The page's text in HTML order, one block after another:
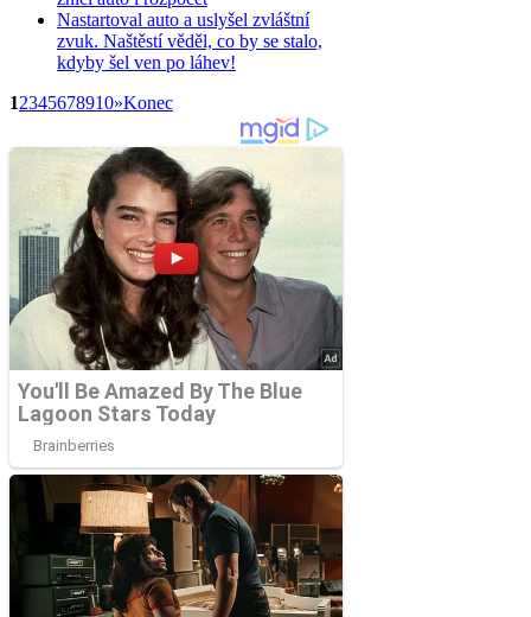
Nastartoval auto a uslyšel zvláštní
zvuk. Naštěstí věděl, co by se stalo,
kdyby šel ven po láhev!
12345678910»Konec